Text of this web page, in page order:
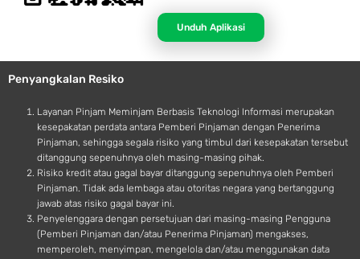
p
l
e
d
r
o
d
Unduh Aplikasi
Penyangkalan Resiko
Layanan Pinjam Meminjam Berbasis Teknologi Informasi merupakan
kesepakatan perdata antara Pemberi Pinjaman dengan Penerima
Pinjaman, sehingga segala risiko yang timbul dari kesepakatan tersebut
ditanggung sepenuhnya oleh masing-masing pihak.
Risiko kredit atau gagal bayar ditanggung sepenuhnya oleh Pemberi
Pinjaman. Tidak ada lembaga atau otoritas negara yang bertanggung
jawab atas risiko gagal bayar ini.
Penyelenggara dengan persetujuan dari masing-masing Pengguna
(Pemberi Pinjaman dan/atau Penerima Pinjaman) mengakses,
memperoleh, menyimpan, mengelola dan/atau menggunakan data